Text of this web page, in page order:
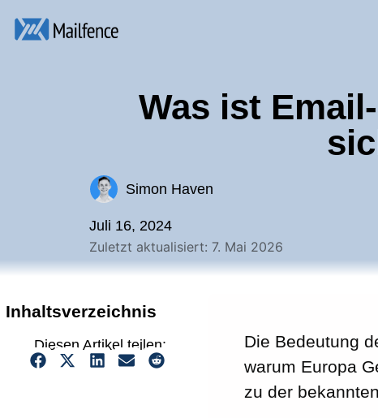
Was ist
Simon Haven
Juli 16, 2024
Zuletzt aktualisiert: 7. Mai 2026
Inhaltsverzeichnis
Diesen Artikel teilen:
Die Bedeutung
warum Europa
zu der bekannten